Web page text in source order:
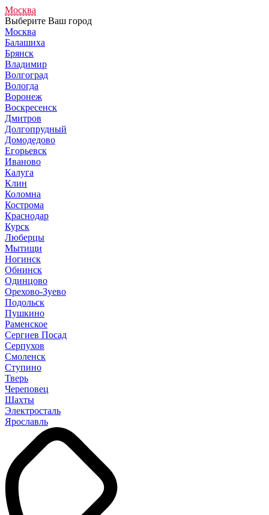
Москва
Выберите Ваш город
Москва
Балашиха
Брянск
Владимир
Волгоград
Вологда
Воронеж
Воскресенск
Дмитров
Долгопрудный
Домодедово
Егорьевск
Иваново
Калуга
Клин
Коломна
Кострома
Краснодар
Курск
Люберцы
Мытищи
Ногинск
Обнинск
Одинцово
Орехово-Зуево
Подольск
Пушкино
Раменское
Сергиев Посад
Серпухов
Смоленск
Ступино
Тверь
Череповец
Шахты
Электросталь
Ярославль